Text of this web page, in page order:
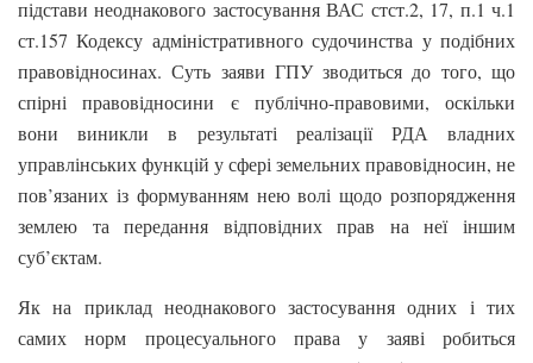
підстави неоднакового застосування ВАС стст.2, 17, п.1 ч.1
ст.157 Кодексу адміністративного судочинства у подібних
правовідносинах. Суть заяви ГПУ зводиться до того, що
спірні правовідносини є публічно-правовими, оскільки
вони виникли в результаті реалізації РДА владних
управлінських функцій у сфері земельних правовідносин, не
пов’язаних із формуванням нею волі щодо розпорядження
землею та передання відповідних прав на неї іншим
суб’єктам.
Як на приклад неоднакового застосування одних і тих
самих норм процесуального права у заяві робиться